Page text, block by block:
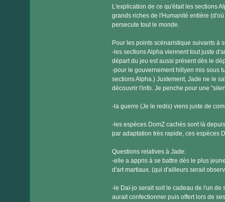
L'explication de ce qu'était les sections
grands riches de l'Humanité entière
persecute tout le monde.
Pour les points scénaristique suivants à
-les sections Alpha viennent tout juste
départ du jeu est aussi présent dès le
-pour le gouvernement hillyen mis sous
sections Alpha.) Justement, Jade ne le
découvrir l'info. Je penche pour une
-la guerre (Je le redis) viens juste de
-les espèces DomZ cachés sont là
par adaptation très rapide, ces espèces
Questions relatives à Jade:
-elle a appris à se battre dès le plus
d'art martiaux. (qui d'ailleurs serait
-le Daï-jo serait soit le cadeau de l'un de
aurait confectionner puis offert lors de